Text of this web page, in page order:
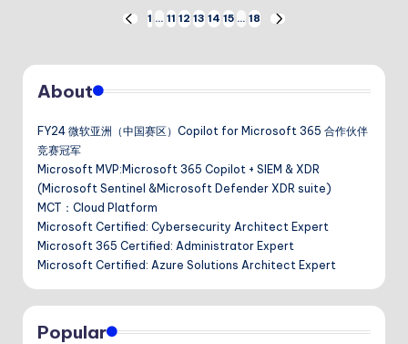
章
分
页
PREVIOUS
1 … 11 12 13 14 15 … 18
NEXT
About
FY24 微软亚洲（中国赛区）Copilot for Microsoft 365 合作伙伴
竞赛冠军
Microsoft MVP:Microsoft 365 Copilot + SIEM & XDR
(Microsoft Sentinel &Microsoft Defender XDR suite)
MCT：Cloud Platform
Microsoft Certified: Cybersecurity Architect Expert
Microsoft 365 Certified: Administrator Expert
Microsoft Certified: Azure Solutions Architect Expert
Popular